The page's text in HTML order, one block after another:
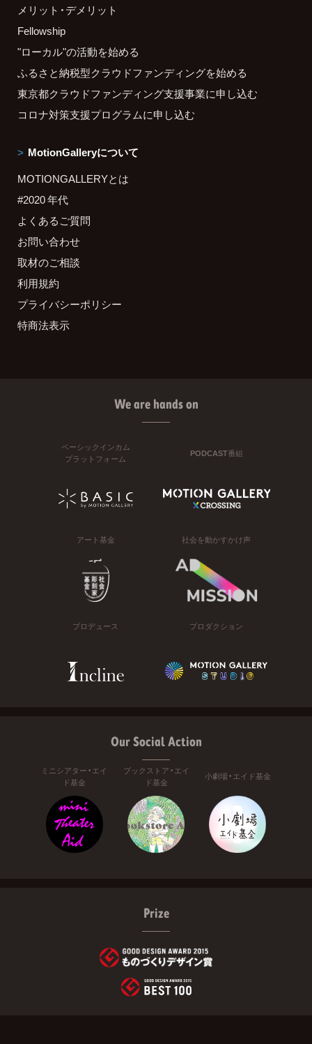
メリット・デメリット
Fellowship
"ローカル"の活動を始める
ふるさと納税型クラウドファンディングを始める
東京都クラウドファンディング支援事業に申し込む
コロナ対策支援プログラムに申し込む
MotionGalleryについて
MOTIONGALLERYとは
#2020 年代
よくあるご質問
お問い合わせ
取材のご相談
利用規約
プライバシーポリシー
特商法表示
We are hands on
ベーシックインカム
プラットフォーム
PODCAST番組
アート基金 社会を動かすかけ声
プロデュース プロダクション
Our Social Action
ミニシアター・エイ
ド基金
ブックストア・エイ
ド基金
小劇場・エイド基金
Prize